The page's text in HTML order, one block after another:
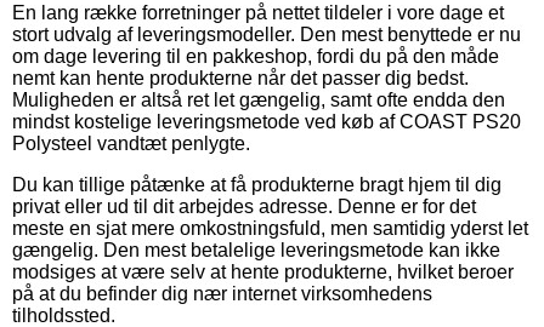
En lang række forretninger på nettet tildeler i vore dage et
stort udvalg af leveringsmodeller. Den mest benyttede er nu
om dage levering til en pakkeshop, fordi du på den måde
nemt kan hente produkterne når det passer dig bedst.
Muligheden er altså ret let gængelig, samt ofte endda den
mindst kostelige leveringsmetode ved køb af COAST PS20
Polysteel vandtæt penlygte.
Du kan tillige påtænke at få produkterne bragt hjem til dig
privat eller ud til dit arbejdes adresse. Denne er for det
meste en sjat mere omkostningsfuld, men samtidig yderst let
gængelig. Den mest betalelige leveringsmetode kan ikke
modsiges at være selv at hente produkterne, hvilket beroer
på at du befinder dig nær internet virksomhedens
tilholdssted.